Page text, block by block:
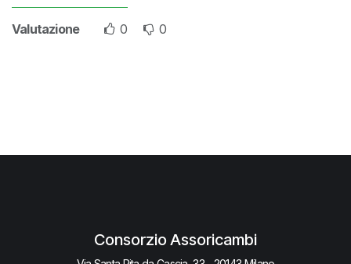
Valutazione 0 0
Consorzio Assoricambi